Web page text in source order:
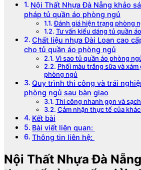
Nội Thất Nhựa Đà Nẵng khảo
pháp tủ quần áo phòng ngủ
Đánh giá hiện trạng phòng
Tư vấn kiểu dáng tủ quần
Chất liệu nhựa Đài Loan cao
cho tủ quần áo phòng ngủ
Vì sao tủ quần áo phòng
Phối màu trắng sữa và
phòng ngủ
Quy trình thi công và trải
phòng ngủ sau bàn giao
Thi công nhanh gọn và
Cảm nhận thực tế của
Kết bài
Bài viết liên quan:
Thông tin liên hệ:
Nội Thất Nhựa Đà